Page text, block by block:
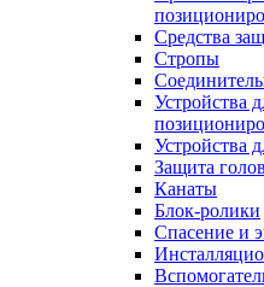
Средства
Стропы
Устройства
Устройства
Защита
Канаты
Блок-ролики
Спасение и